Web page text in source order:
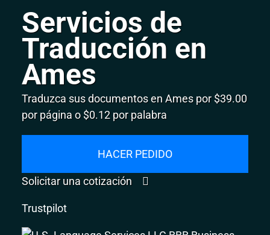
Servicios de
Traducción en
Ames
Traduzca sus documentos en Ames por $39.00
por página o $0.12 por palabra
HACER PEDIDO
Solicitar una cotización
Trustpilot